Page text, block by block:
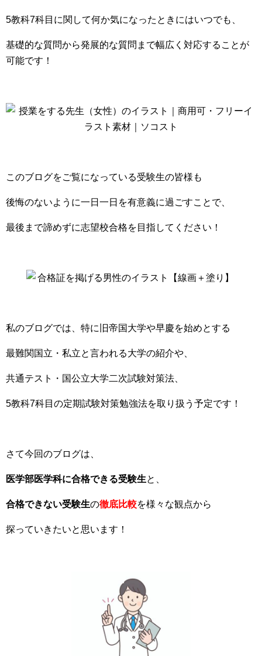
5教科7科目に関して何か気になったときにはいつでも、
基礎的な質問から発展的な質問まで幅広く対応することが
可能です！
このブログをご覧になっている受験生の皆様も
後悔のないように一日一日を有意義に過ごすことで、
最後まで諦めずに志望校合格を目指してください！
私のブログでは、特に旧帝国大学や早慶を始めとする
最難関国立・私立と言われる大学の紹介や、
共通テスト・国公立大学二次試験対策法、
5教科7科目の定期試験対策勉強法を取り扱う予定です！
さて今回のブログは、
医学部医学科に合格できる受験生と、
合格できない受験生の徹底比較を様々な観点から
探っていきたいと思います！